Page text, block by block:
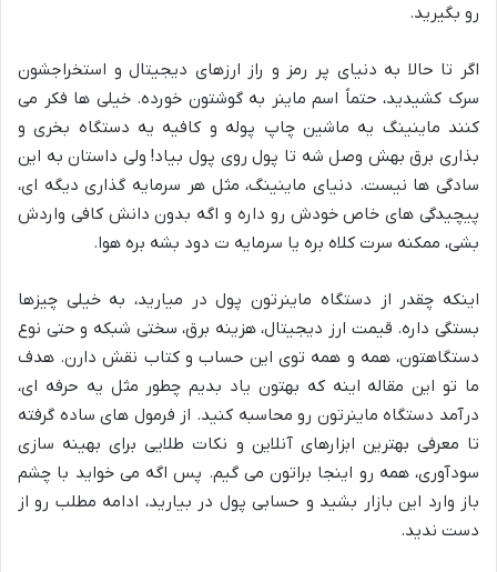
رو بگیرید.
اگر تا حالا به دنیای پر رمز و راز ارزهای دیجیتال و استخراجشون
سرک کشیدید، حتماً اسم ماینر به گوشتون خورده. خیلی ها فکر می
کنند ماینینگ یه ماشین چاپ پوله و کافیه یه دستگاه بخری و
بذاری برق بهش وصل شه تا پول روی پول بیاد! ولی داستان به این
سادگی ها نیست. دنیای ماینینگ، مثل هر سرمایه گذاری دیگه ای،
پیچیدگی های خاص خودش رو داره و اگه بدون دانش کافی واردش
بشی، ممکنه سرت کلاه بره یا سرمایه ت دود بشه بره هوا.
اینکه چقدر از دستگاه ماینرتون پول در میارید، به خیلی چیزها
بستگی داره. قیمت ارز دیجیتال، هزینه برق، سختی شبکه و حتی نوع
دستگاهتون، همه و همه توی این حساب و کتاب نقش دارن. هدف
ما تو این مقاله اینه که بهتون یاد بدیم چطور مثل یه حرفه ای،
درآمد دستگاه ماینرتون رو محاسبه کنید. از فرمول های ساده گرفته
تا معرفی بهترین ابزارهای آنلاین و نکات طلایی برای بهینه سازی
سودآوری، همه رو اینجا براتون می گیم. پس اگه می خواید با چشم
باز وارد این بازار بشید و حسابی پول در بیارید، ادامه مطلب رو از
دست ندید.